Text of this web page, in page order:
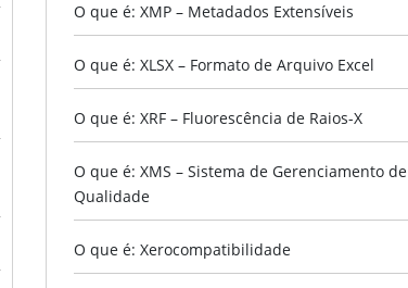
O que é: XMP – Metadados Extensíveis
O que é: XLSX – Formato de Arquivo Excel
O que é: XRF – Fluorescência de Raios-X
O que é: XMS – Sistema de Gerenciamento de
Qualidade
O que é: Xerocompatibilidade